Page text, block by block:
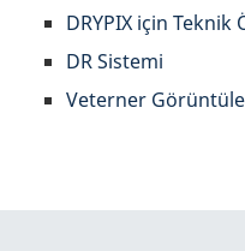
DRYPIX için Teknik
DR Sistemi
Veterner